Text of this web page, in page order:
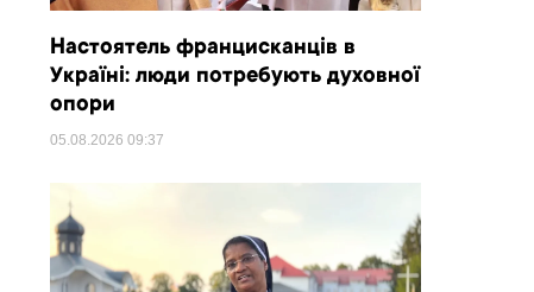
Настоятель францисканців в
Україні: люди потребують духовної
опори
05.08.2026 09:37